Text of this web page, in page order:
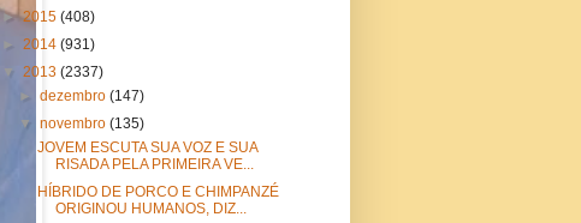
►2015 (408)
► 2014 (931)
▼ 2013 (2337)
►dezembro(147)
▼novembro(135)
JOVEM ESCUTA SUA VOZ E SUA
RISADA PELA PRIMEIRA VE...
HÍBRIDO DE PORCO E CHIMPANZÉ
ORIGINOU HUMANOS, DIZ...